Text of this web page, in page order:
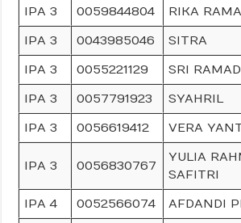
IPA 3
0059844804
RIKA
IPA 3
0043985046
SITRA
IPA 3
0055221129
SRI
IPA 3
0057791923
SYAHRIL
IPA 3
0056619412 VERA
IPA 3 0056830767
YULIA
SAFITRI
IPA 4
0052566074
AFDANDI